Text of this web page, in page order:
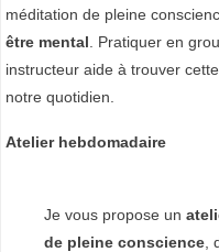
T
A
L
méditation de pleine
être mental . Pratiquer en
instructeur aide à trouver
notre quotidien.
Atelier hebdomadaire
Je vous propose un
de pleine conscience